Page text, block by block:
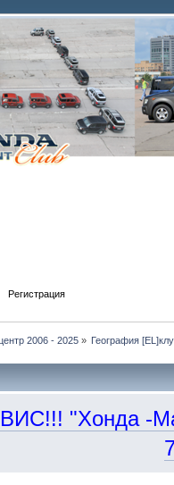
Регистрация
2006 - 2025» География
"Хонда -